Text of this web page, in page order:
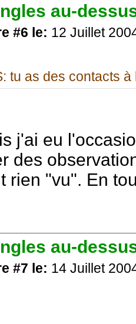
au-
#6 le: 12 Juillet
as des contacts à
j'ai eu
des
rien "vu". En
au-
#7 le: 14 Juillet